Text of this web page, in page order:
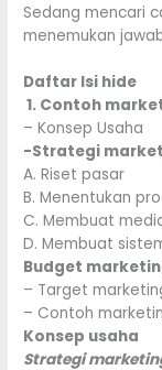
Sedang mencari
menemukan
Daftar Isi hide
1. Contoh
– Konsep Usaha
-Strategi
A. Riset pasar
B. Menentukan
C. Membuat
D. Membuat
Budget
– Target
– Contoh
Konsep usaha
Strategi